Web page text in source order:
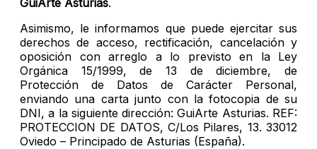
Asimismo, le informamos que puede ejercitar sus
derechos de acceso, rectificación, cancelación y
oposición con arreglo a lo previsto en la Ley
Orgánica 15/1999, de 13 de diciembre, de
Protección de Datos de Carácter Personal,
enviando una carta junto con la fotocopia de su
DNI, a la siguiente dirección: GuiArte Asturias. REF:
PROTECCION DE DATOS, C/Los Pilares, 13. 33012
Oviedo – Principado de Asturias (España).